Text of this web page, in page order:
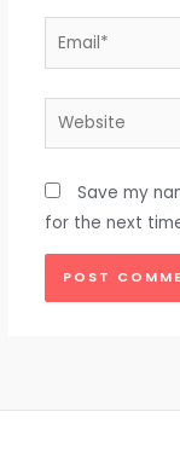
Email*
Website
Save my
for the next